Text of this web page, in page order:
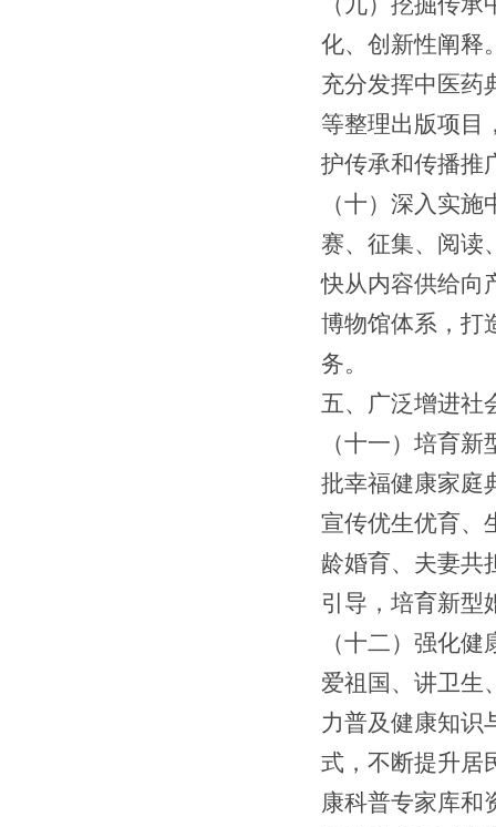
化、创新性阐释
充分发挥中医药
等整理出版项目
护传承和传播推
（十）深入实
赛、征集、阅读
快从内容供给向
博物馆体系，打
务。
五、广泛增进社
（十一）培育新
批幸福健康家庭
宣传优生优育、
龄婚育、夫妻共
引导 ， 培育新型
（十二） 强化健
爱祖国、讲卫生
力普及健康知识
式，不断提升居
康科普专家库和